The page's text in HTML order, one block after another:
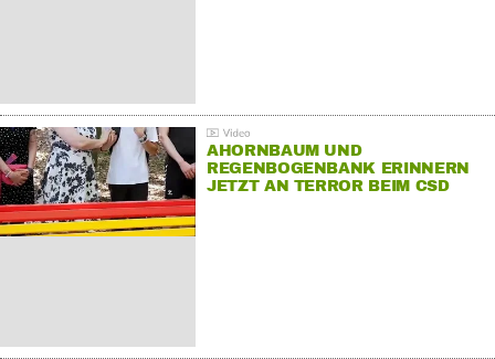
AHORNBAUM UND
REGENBOGENBANK ERINNERN
JETZT AN TERROR BEIM CSD